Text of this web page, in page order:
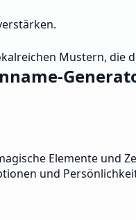
Mustern, die
Elemente und
und